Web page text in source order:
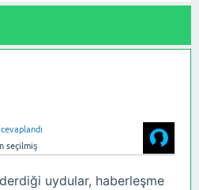
cevaplandı
seçilmiş
uydular, haberleşme